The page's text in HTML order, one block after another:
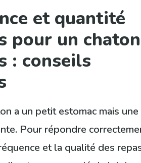
et quantité
pour un chaton
: conseils
a un petit estomac mais une
Pour répondre
et la qualité des